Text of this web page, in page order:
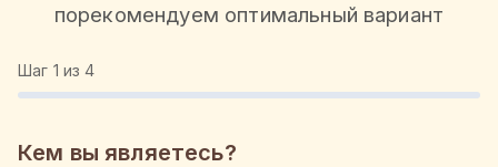
порекомендуем оптимальный вариант
Шаг 1 из 4
Кем вы являетесь?